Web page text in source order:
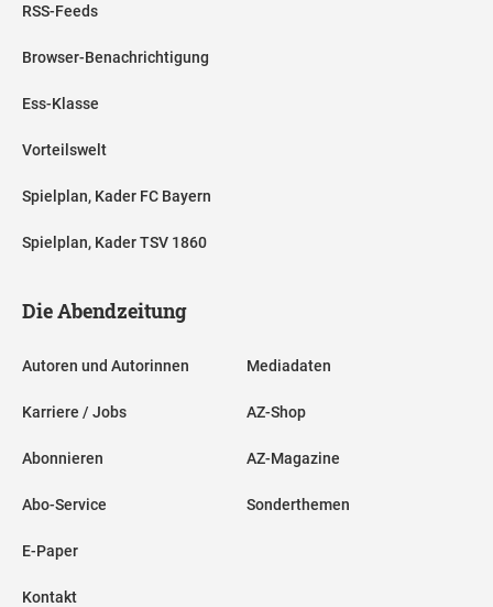
RSS-Feeds
Browser-Benachrichtigung
Ess-Klasse
Vorteilswelt
Spielplan, Kader FC Bayern
Spielplan, Kader TSV 1860
Die Abendzeitung
Autoren und Autorinnen
Karriere / Jobs
Abonnieren
Abo-Service
E-Paper
Kontakt
Mediadaten
AZ-Shop
AZ-Magazine
Sonderthemen